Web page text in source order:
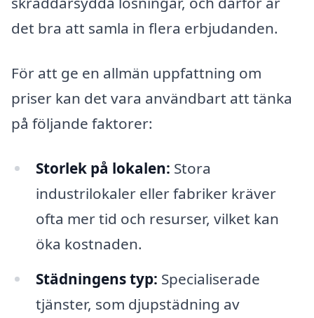
det bra att samla in flera erbjudanden.
För att ge en allmän uppfattning om
priser kan det vara användbart att tänka
på följande faktorer:
Storlek på lokalen: Stora
industrilokaler eller fabriker kräver
ofta mer tid och resurser, vilket kan
öka kostnaden.
Städningens typ: Specialiserade
tjänster, som djupstädning av